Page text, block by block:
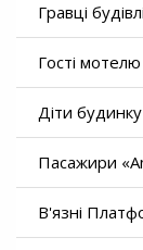
Гравці
Гості
Діти будинку
Пасажири
В'язні